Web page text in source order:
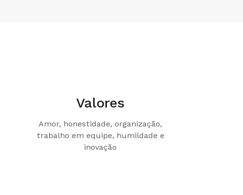
Valores
Amor, honestidade, organização,
trabalho em equipe, humildade e
inovação